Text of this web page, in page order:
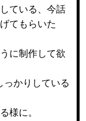
ている、今話
てもらいた
に制作して欲
っかりしている
様に。